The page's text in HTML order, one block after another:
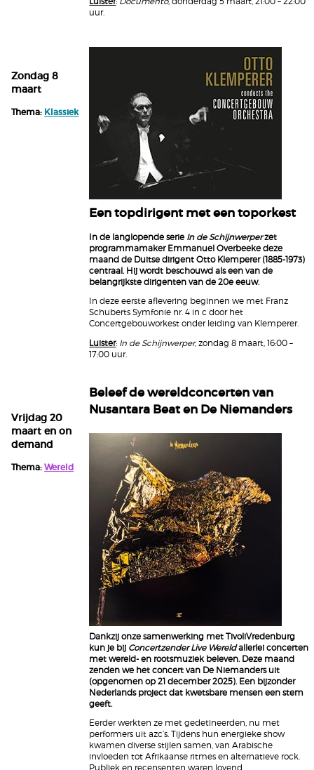
uur.
Zondag 8
maart
Thema: Klassiek
Een topdirigent met een toporkest
In de langlopende serie In de Schijnwerperzet
programmamaker Emmanuel Overbeeke deze
maand de Duitse dirigent Otto Klemperer (1885-1973)
centraal. Hij wordt beschouwd als een van de
belangrijkste dirigenten van de 20e eeuw.
In deze eerste aflevering beginnen we met Franz
Schuberts Symfonie nr. 4 in c door het
Concertgebouworkest onder leiding van Klemperer.
Luister: In de Schijnwerper, zondag 8 maart, 16:00 –
17:00 uur.
Vrijdag 20
maart en on
demand
Thema:Wereld
Beleef de wereldconcerten van
Nusantara Beat en De Niemanders
Dankzij onze samenwerking met TivoliVredenburg
kun je bij Concertzender Live Wereldallerlei concerten
met wereld- en rootsmuziek beleven. Deze maand
zenden we het concert van De Niemanders uit
(opgenomen op 21 december 2025). Een bijzonder
Nederlands project dat kwetsbare mensen een stem
geeft.
Eerder werkten ze met gedetineerden, nu met
performers uit azc’s. Tijdens hun energieke show
kwamen diverse stijlen samen, van Arabische
invloeden tot Afrikaanse ritmes en alternatieve rock.